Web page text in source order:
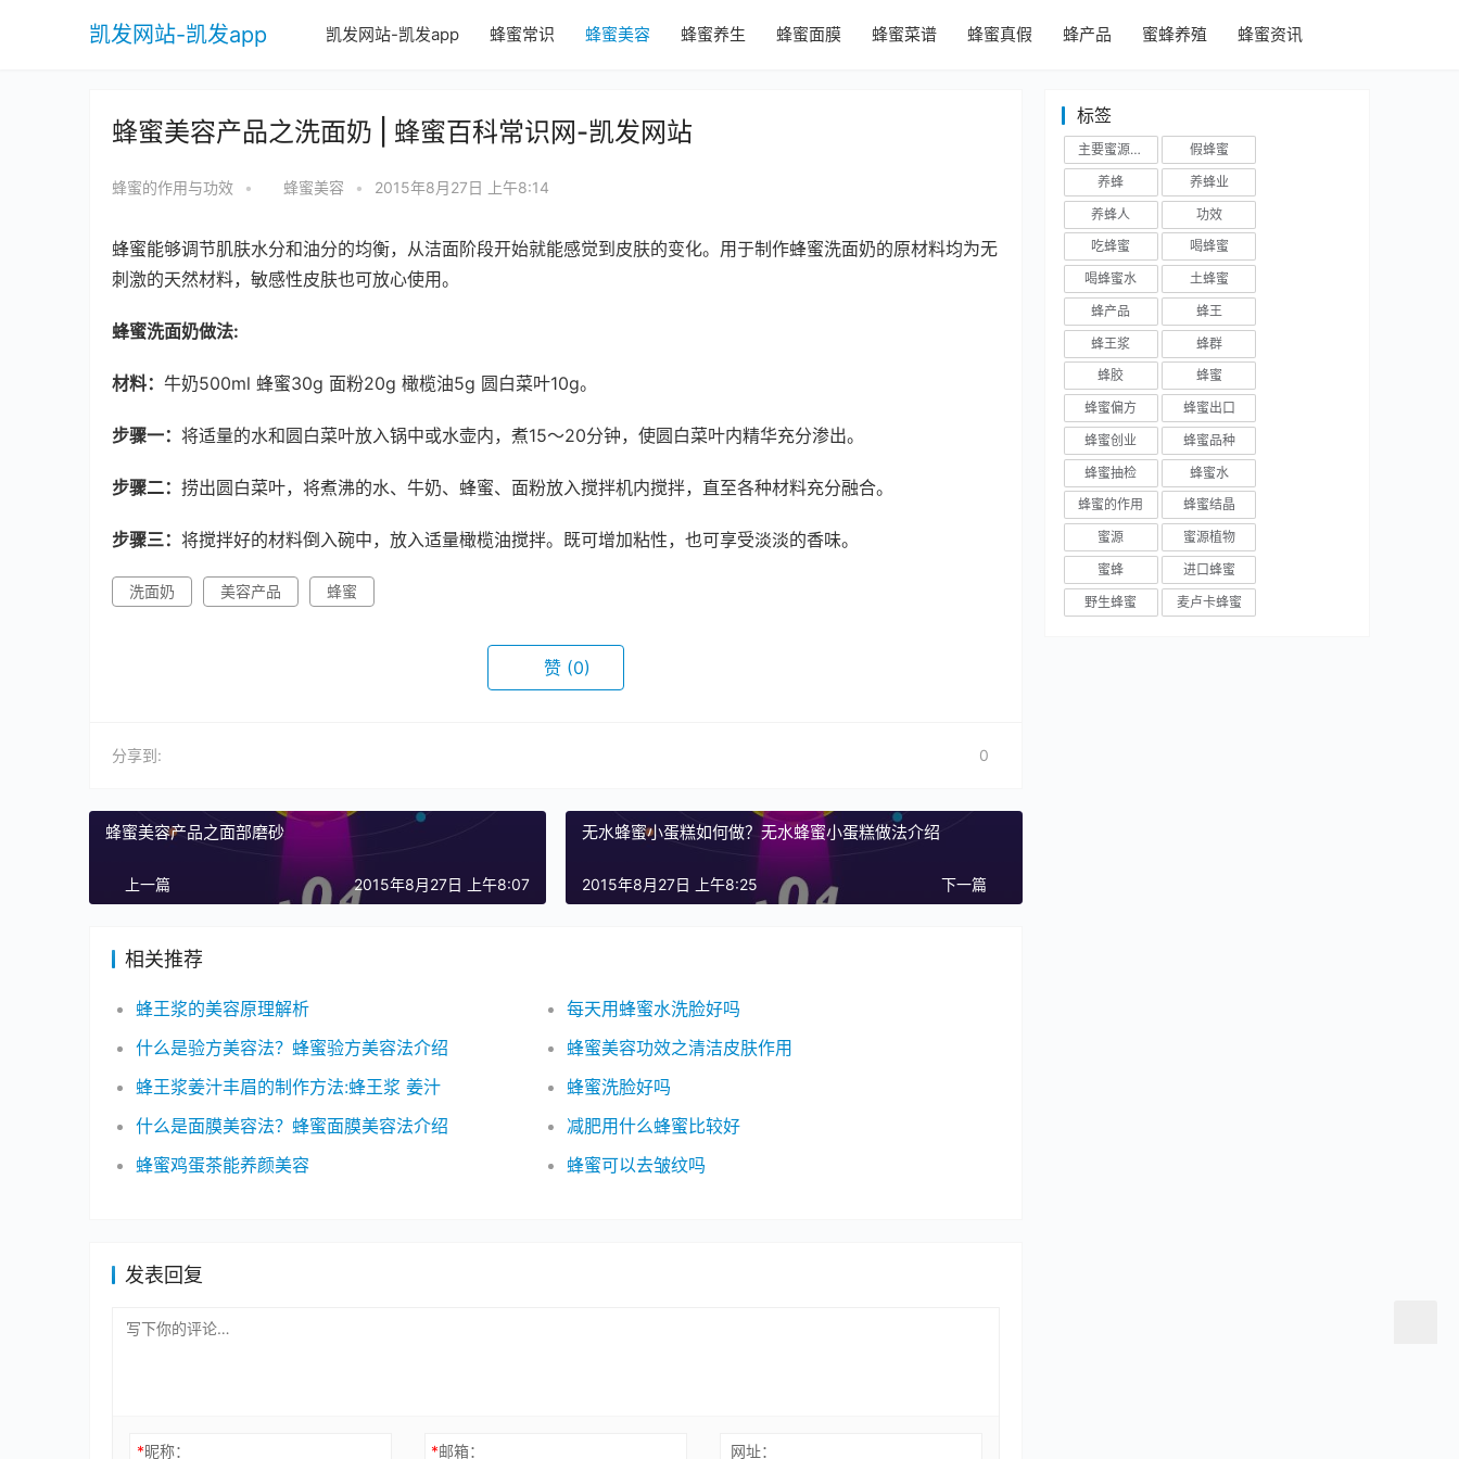
凯发网站-凯发app 凯发网站-凯发app 蜂蜜常识 蜂蜜美容 蜂蜜养生 蜂蜜面膜 蜂蜜菜谱 蜂蜜真假 蜂产品 蜜蜂养殖 蜂蜜资讯
蜂蜜美容产品之洗面奶 | 蜂蜜百科常识网-凯发网站
蜂蜜的作用与功效 • 蜂蜜美容 • 2015年8月27日 上午8:14
蜂蜜能够调节肌肤水分和油分的均衡，从洁面阶段开始就能感觉到皮肤的变化。用于制作蜂蜜洗面奶的原材料均为无
刺激的天然材料，敏感性皮肤也可放心使用。
蜂蜜洗面奶做法:
材料： 牛奶500ml 蜂蜜30g 面粉20g 橄榄油5g 圆白菜叶10g。
步骤一： 将适量的水和圆白菜叶放入锅中或水壶内，煮15～20分钟，使圆白菜叶内精华充分渗出。
步骤二： 捞出圆白菜叶，将煮沸的水、牛奶、蜂蜜、面粉放入搅拌机内搅拌，直至各种材料充分融合。
步骤三： 将搅拌好的材料倒入碗中，放入适量橄榄油搅拌。既可增加粘性，也可享受淡淡的香味。
洗面奶 美容产品 蜂蜜
赞 (0)
分享到: 0
蜂蜜美容产品之面部磨砂
上一篇 2015年8月27日 上午8:07
无水蜂蜜小蛋糕如何做？无水蜂蜜小蛋糕做法介绍
下一篇
2015年8月27日 上午8:25
相关推荐
蜂王浆的美容原理解析
每天用蜂蜜水洗脸好吗
什么是验方美容法？蜂蜜验方美容法介绍
蜂蜜美容功效之清洁皮肤作用
蜂王浆姜汁丰眉的制作方法:蜂王浆 姜汁
蜂蜜洗脸好吗
什么是面膜美容法？蜂蜜面膜美容法介绍
减肥用什么蜂蜜比较好
蜂蜜鸡蛋茶能养颜美容
蜂蜜可以去皱纹吗
发表回复
*昵称： *邮箱： 网址：
标签
主要蜜源植物
假蜂蜜
养蜂
养蜂业
养蜂人
功效
吃蜂蜜
喝蜂蜜
喝蜂蜜水
土蜂蜜
蜂产品
蜂王
蜂王浆
蜂群
蜂胶
蜂蜜
蜂蜜偏方
蜂蜜出口
蜂蜜创业
蜂蜜品种
蜂蜜抽检
蜂蜜水
蜂蜜的作用
蜂蜜结晶
蜜源
蜜源植物
蜜蜂
进口蜂蜜
野生蜂蜜
麦卢卡蜂蜜